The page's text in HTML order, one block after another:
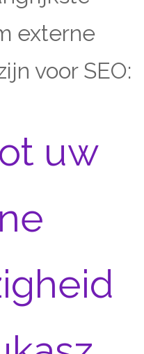
externe
voor SEO:
uw